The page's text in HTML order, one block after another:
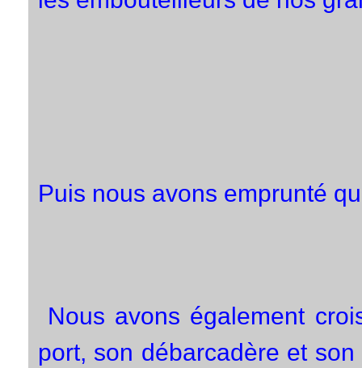
Puis nous avons emprunté
Nous avons également
port, son débarcadère et